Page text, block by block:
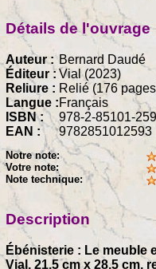
Détails de l'ouvrage
Auteur : Bernard Daudé
Éditeur :Vial (2023)
Reliure : Relié (176
Langue :Français
ISBN :
978-2-85101-
EAN :
9782851012593
Notre note:
Votre note:
Note technique:
Description
Ébénisterie : Le meuble
Vial, 21.5 cm x 28.5 cm,